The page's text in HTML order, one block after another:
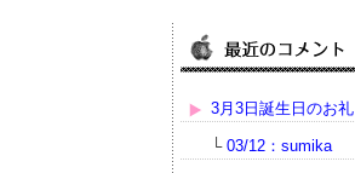
3月3日誕生日のお礼
└ 03/12：sumika